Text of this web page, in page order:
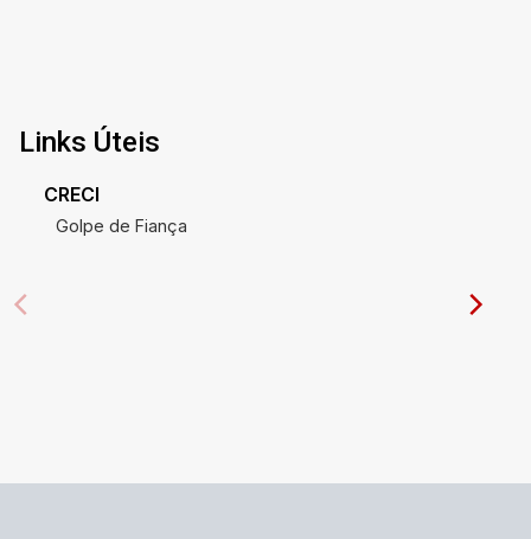
Links Úteis
CRECI
Golpe de Fiança